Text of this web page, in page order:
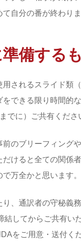
自分の番が終わりま
準備する
用されるスライド類
できる限り時間的
でに）ご共有くださ
前のブリーフィング
だけると全ての関係
万全かと思います。
、通訳者の守秘義
結してからご共有い
をご用意・送付く